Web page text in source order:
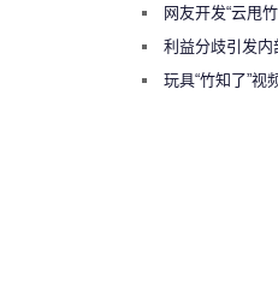
网友开发“云甩
绕梁”利益分歧引发
曾将华为驻场工程
玩具“竹知了”视